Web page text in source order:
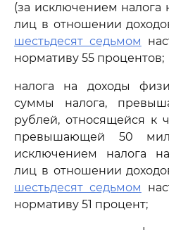
(за исключением налога
лиц в отношении
шестьдесят седьмом
нормативу 55 процентов;
налога на доходы
суммы налога,
рублей, относящейся к
превышающей 50
исключением налога
лиц в отношении
шестьдесят седьмом
нормативу 51 процент;